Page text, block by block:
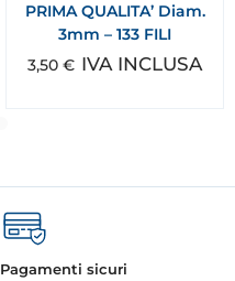
PRIMA QUALITA’ Diam.
3mm – 133 FILI
3,50 € IVA INCLUSA
Pagamenti sicuri